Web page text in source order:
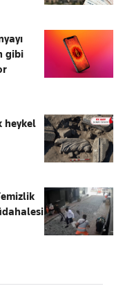
gibi
heykel